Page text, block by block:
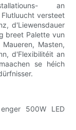
an
versteet
d'Liewensdauer
breet Palette vun
Masten,
d'Flexibilitéit an
se héich
500W LED